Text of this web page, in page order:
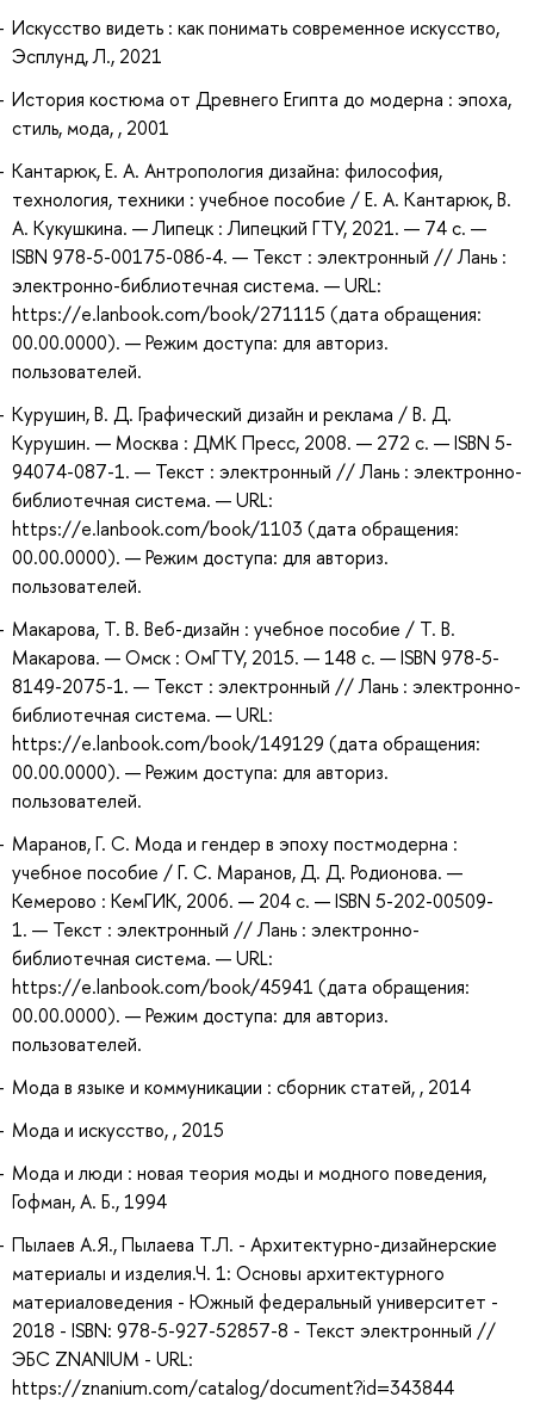
Искусство видеть : как понимать современное искусство,
Эсплунд, Л., 2021
История костюма от Древнего Египта до модерна : эпоха,
стиль, мода, , 2001
Кантарюк, Е. А. Антропология дизайна: философия,
технология, техники : учебное пособие / Е. А. Кантарюк, В.
А. Кукушкина. — Липецк : Липецкий ГТУ, 2021. — 74 с. —
ISBN 978-5-00175-086-4. — Текст : электронный // Лань :
электронно-библиотечная система. — URL:
https://e.lanbook.com/book/271115 (дата обращения:
00.00.0000). — Режим доступа: для авториз.
пользователей.
Курушин, В. Д. Графический дизайн и реклама / В. Д.
Курушин. — Москва : ДМК Пресс, 2008. — 272 с. — ISBN 5-
94074-087-1. — Текст : электронный // Лань : электронно-
библиотечная система. — URL:
https://e.lanbook.com/book/1103 (дата обращения:
00.00.0000). — Режим доступа: для авториз.
пользователей.
Макарова, Т. В. Веб-дизайн : учебное пособие / Т. В.
Макарова. — Омск : ОмГТУ, 2015. — 148 с. — ISBN 978-5-
8149-2075-1. — Текст : электронный // Лань : электронно-
библиотечная система. — URL:
https://e.lanbook.com/book/149129 (дата обращения:
00.00.0000). — Режим доступа: для авториз.
пользователей.
Маранов, Г. С. Мода и гендер в эпоху постмодерна :
учебное пособие / Г. С. Маранов, Д. Д. Родионова. —
Кемерово : КемГИК, 2006. — 204 с. — ISBN 5-202-00509-
1. — Текст : электронный // Лань : электронно-
библиотечная система. — URL:
https://e.lanbook.com/book/45941 (дата обращения:
00.00.0000). — Режим доступа: для авториз.
пользователей.
Мода в языке и коммуникации : сборник статей, , 2014
Мода и искусство, , 2015
Мода и люди : новая теория моды и модного поведения,
Гофман, А. Б., 1994
Пылаев А.Я., Пылаева Т.Л. - Архитектурно-дизайнерские
материалы и изделия.Ч. 1: Основы архитектурного
материаловедения - Южный федеральный университет -
2018 - ISBN: 978-5-927-52857-8 - Текст электронный //
ЭБС ZNANIUM - URL:
https://znanium.com/catalog/document?id=343844